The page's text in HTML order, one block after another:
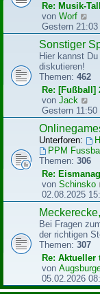
Re: Musik-
von Worf
e
u
e
s
e
r
B
e
i
t
r
a
g
Gestern 21:03
Sonstiger
Hier kannst
diskutieren!
Themen: 462
Re: [Fußball]
von Jack
e
u
e
s
t
e
r
B
e
i
t
r
a
g
Gestern 11:50
Unterforen:
PPM Fussball
Themen: 306
Re:
von Schinsko
02.08.2025
Bei Fragen
der richtigen
Themen: 307
Re:
von
05.02.2026